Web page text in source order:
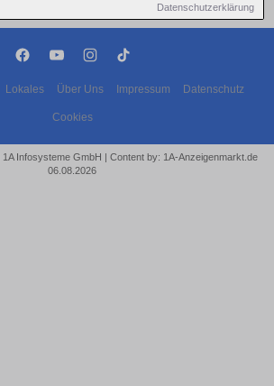
Datenschutzerklärung
Lokales Über Uns Impressum Datenschutz
Cookies
Infosysteme GmbH | Content by: 1A-Anzeigenmarkt.de
06.08.2026